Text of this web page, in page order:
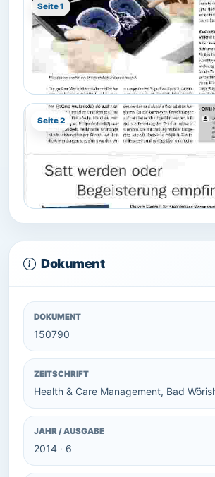
Seite 1
Seite 2
Dokument
DOKUMENT
150790
ZEITSCHRIFT
Health & Care Management, Bad
JAHR / AUSGABE
2014 · 6